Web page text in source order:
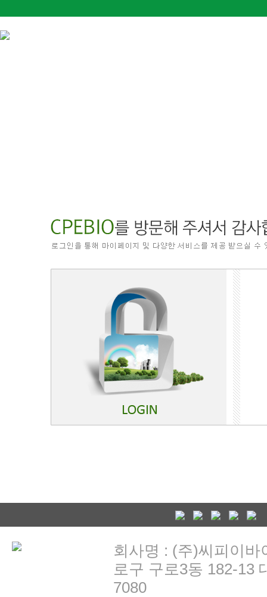
회사명 : (주)씨피이바
로구 구로3동 182-13
7080